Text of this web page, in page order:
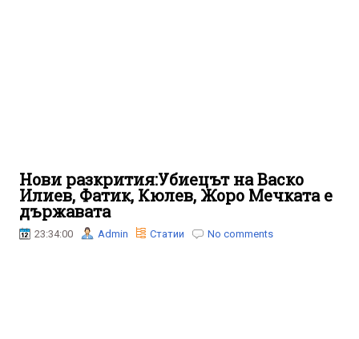
Нови разкрития:Убиецът на Васко
Илиев, Фатик, Кюлев, Жоро Мечката е
държавата
23:34:00 Admin Статии No comments